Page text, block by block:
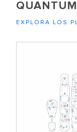
EXPLORA LOS